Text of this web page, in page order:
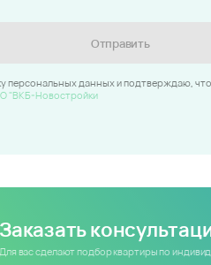
Отправить
персональных данных и подтверждаю,
"ВКБ-Новостройки
Заказать
Для вас сделают подбор квартиры по